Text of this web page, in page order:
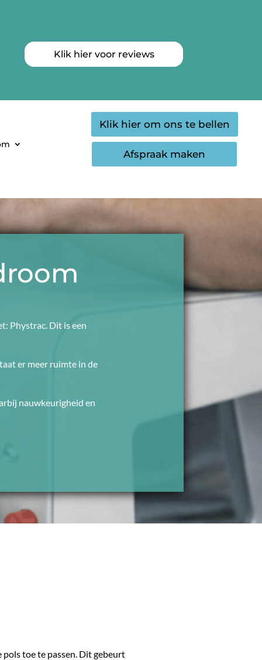
Klik hier voor reviews
Klik hier om ons te bellen
Afspraak maken
Phystrac. Dit is een
er meer ruimte in de
nauwkeurigheid en
toe te passen. Dit gebeurt